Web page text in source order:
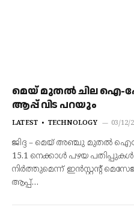
മെയ് മുതല്‍ ചില ഐ-
ആപ്പ് വിട പറയും
LATEST TECHNOLOGY 03/12/
ജിദ്ദ – മെയ് അഞ്ചു
15.1 നെക്കാള്‍ പഴയ
നിര്‍ത്തുമെന്ന് ഇന്‍സ്റ്റന്റ്
ആപ്പ്…